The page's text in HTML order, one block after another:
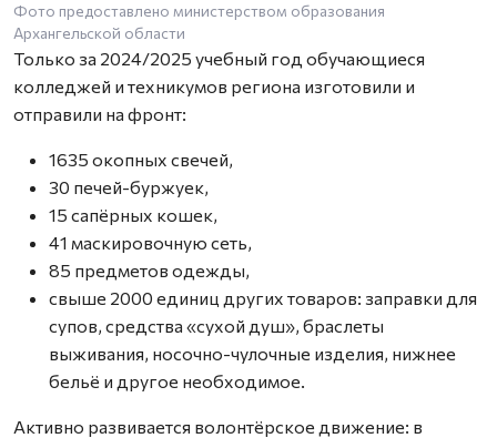
Фото предоставлено министерством образования
Архангельской области
Только за 2024/2025 учебный год обучающиеся
колледжей и техникумов региона изготовили и
отправили на фронт:
1635 окопных свечей,
30 печей-буржуек,
15 сапёрных кошек,
41 маскировочную сеть,
85 предметов одежды,
свыше 2000 единиц других товаров: заправки для
супов, средства «сухой душ», браслеты
выживания, носочно-чулочные изделия, нижнее
бельё и другое необходимое.
Активно развивается волонтёрское движение: в